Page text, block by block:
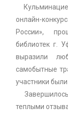
онлайн-
России»,
библиотек г.
выразили
самобытные
участники
Завершилось
теплыми